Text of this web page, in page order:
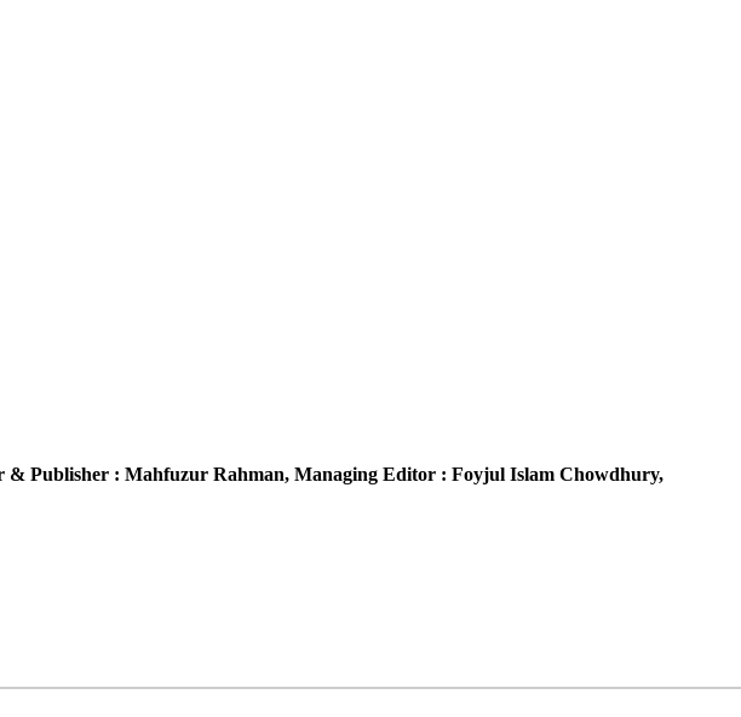
& Publisher : Mahfuzur Rahman, Managing Editor : Foyjul Islam Chowdhury,